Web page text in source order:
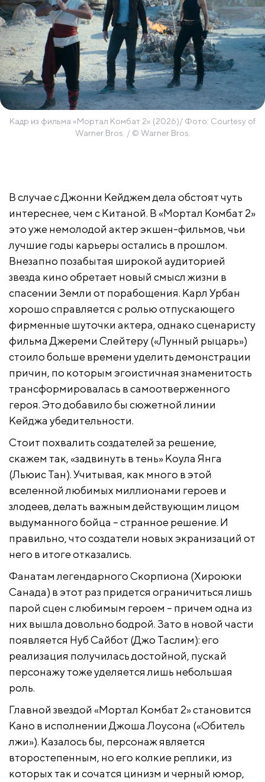
Кадр из фильма «Мортал Комбат 2» (2026)/ Фото: Courtesy of
Warner Bros. / © Warner Bros.
В случае с Джонни Кейджем дела обстоят чуть
интереснее, чем с Китаной. В «Мортал Комбат 2»
это уже немолодой актер экшен-фильмов, чьи
лучшие годы карьеры остались в прошлом.
Внезапно позабытая широкой аудиторией
звезда кино обретает новый смысл жизни в
спасении Земли от порабощения. Карл Урбан
хорошо справляется с ролью отпускающего
фирменные шуточки актера, однако сценаристу
фильма Джереми Слейтеру («Лунный рыцарь»)
стоило больше времени уделить демонстрации
причин, по которым эгоистичная знаменитость
трансформировалась в самоотверженного
героя. Это добавило бы сюжетной линии
Кейджа убедительности.
Стоит похвалить создателей за решение,
скажем так, «задвинуть в тень» Коула Янга
(Льюис Тан). Учитывая, как много в этой
вселенной любимых миллионами героев и
злодеев, делать важным действующим лицом
выдуманного бойца – странное решение. И
правильно, что создатели новых экранизаций от
него в итоге отказались.
Фанатам легендарного Скорпиона (Хироюки
Санада) в этот раз придется ограничиться лишь
парой сцен с любимым героем – причем одна из
них вышла довольно бодрой. Зато в новой части
появляется Нуб Сайбот (Джо Таслим): его
реализация получилась достойной, пускай
персонажу тоже уделяется лишь небольшая
роль.
Главной звездой «Мортал Комбат 2» становится
Кано в исполнении Джоша Лоусона («Обитель
лжи»). Казалось бы, персонаж является
второстепенным, но его колкие реплики, из
которых так и сочатся цинизм и черный юмор,